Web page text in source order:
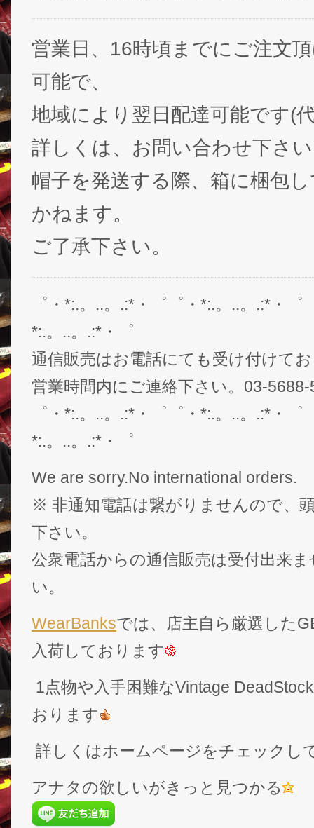
営業日、16時頃までにご注文
可能で、
地域により翌日配達可能です(
詳しくは、お問い合わせ下さ
帽子を発送する際、箱に梱包
かねます。
ご了承下さい。
゜・*:.。..。.:*・゜゜・*:.。..。.:*・
*:.。..。.:*・゜
通信販売はお電話にても受け付けて
営業時間内にご連絡下さい。03-5688-
゜・*:.。..。.:*・゜゜・*:.。..。.:*・
*:.。..。.:*・゜
We are sorry.No international orders.
※ 非通知電話は繋がりませんので、
下さい。
公衆電話からの通信販売は受付出来
い。
WearBanksでは、店主自ら厳選した
入荷しております
1点物や入手困難なVintage
おります
詳しくはホームページをチェックし
アナタの欲しいがきっと見つかる